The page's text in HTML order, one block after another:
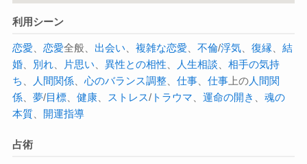
利用シーン
恋愛 恋愛全般、 出会い 複雑な恋愛 不倫/浮気、 復縁
結
婚、 別れ、 片思い 異性との相性 人生相談
相手の気持
ち
人間関係、 心のバランス調整、 仕事、 仕事上の人間関
係、 夢/目標、 健康、 ストレス/トラウマ 運命の開き
魂の
本質、 開運指導
占術